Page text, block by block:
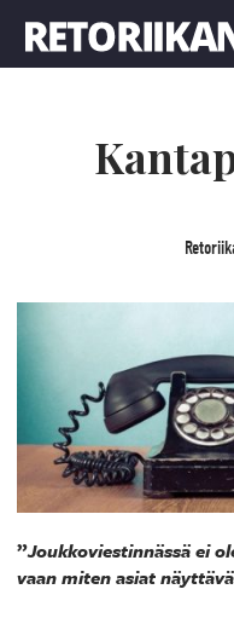
”Joukkoviestinnässä ei
vaan miten asiat